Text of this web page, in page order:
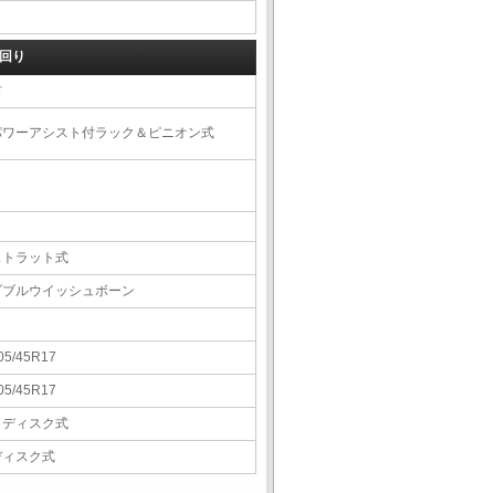
り
ーアシスト付ラック＆ピニオン式
ラット式
ルウイッシュボーン
45R17
45R17
ィスク式
スク式